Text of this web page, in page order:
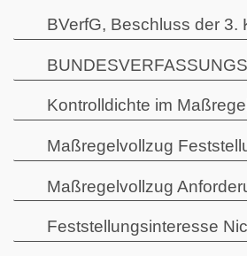
BVerfG, Beschluss der 3.
Kontrolldichte im
Maßregelvollzug
Maßregelvollzug
Feststellungsinteresse